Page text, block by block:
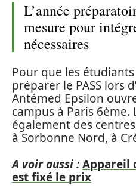
L’année
mesure pour
nécessaires
Pour que les
préparer le PASS lors
Antémed Epsilon
campus à Paris 6ème.
également des
à Sorbonne Nord, à
A voir aussi :Appareil
est fixé le prix